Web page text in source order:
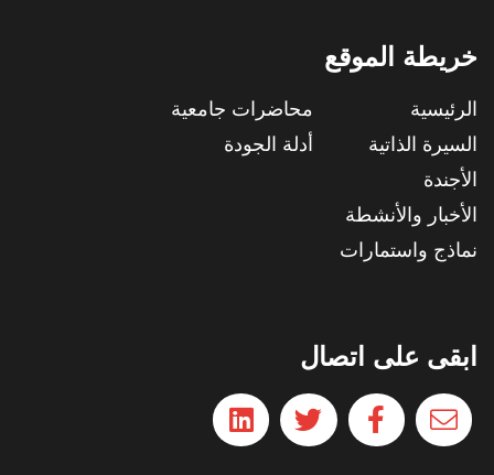
خريطة الموقع
الرئيسية
السيرة الذاتية
الأجندة
الأخبار والأنشطة
نماذج واستمارات
محاضرات جامعية
أدلة الجودة
ابقى على اتصال